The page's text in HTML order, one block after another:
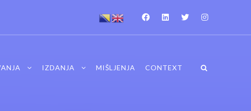
IZDANJA MIŠLJENJA CONTEXT